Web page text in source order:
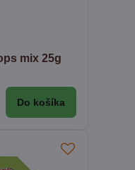
mix 25g
Do košíka